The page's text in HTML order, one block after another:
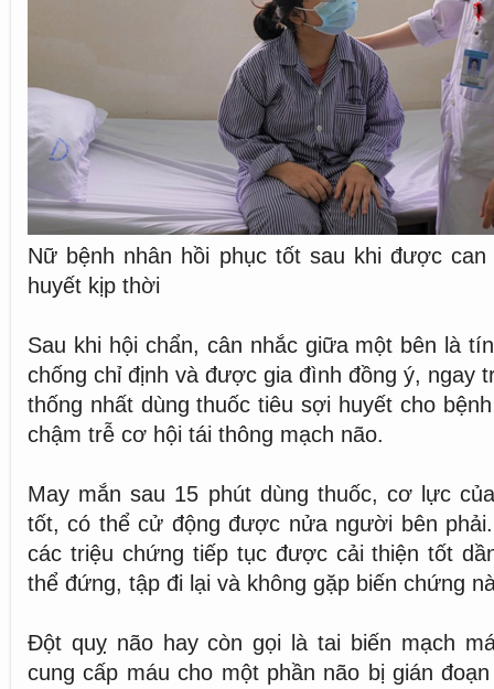
Nữ bệnh nhân hồi phục tốt sau khi được
huyết kịp thời
Sau khi hội chẩn, cân nhắc giữa một bên là
chống chỉ định và được gia đình đồng ý, ngay
thống nhất dùng thuốc tiêu sợi huyết cho
chậm trễ cơ hội tái thông mạch não.
May mắn sau 15 phút dùng thuốc, cơ lực
tốt, có thể cử động được nửa người bên
các triệu chứng tiếp tục được cải thiện tốt
thể đứng, tập đi lại và không gặp biến chứng
Đột quỵ não hay còn gọi là tai biến mạch
cung cấp máu cho một phần não bị gián